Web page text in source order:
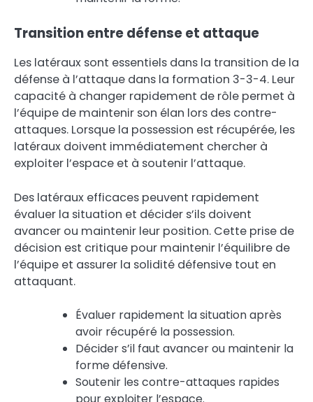
Transition entre défense et attaque
Les latéraux sont essentiels dans la transition de la
défense à l’attaque dans la formation 3-3-4. Leur
capacité à changer rapidement de rôle permet à
l’équipe de maintenir son élan lors des contre-
attaques. Lorsque la possession est récupérée, les
latéraux doivent immédiatement chercher à
exploiter l’espace et à soutenir l’attaque.
Des latéraux efficaces peuvent rapidement
évaluer la situation et décider s’ils doivent
avancer ou maintenir leur position. Cette prise de
décision est critique pour maintenir l’équilibre de
l’équipe et assurer la solidité défensive tout en
attaquant.
Évaluer rapidement la situation après
avoir récupéré la possession.
Décider s’il faut avancer ou maintenir la
forme défensive.
Soutenir les contre-attaques rapides
pour exploiter l’espace.